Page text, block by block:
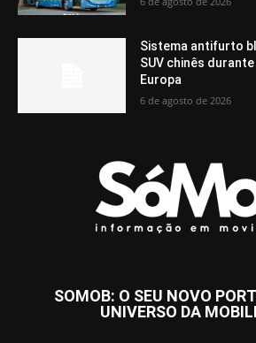
Sistema antifurto
SUV chinês
Europa
6 de agosto de 2026
SOMOB: O SEU NOVO
UNIVERSO DA